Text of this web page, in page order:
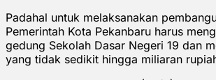
Padahal untuk melaksanakan
Pemerintah Kota Pekanbaru harus
gedung Sekolah Dasar Negeri 19 dan
yang tidak sedikit hingga miliaran